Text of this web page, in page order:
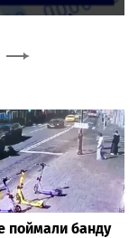
поймали банду